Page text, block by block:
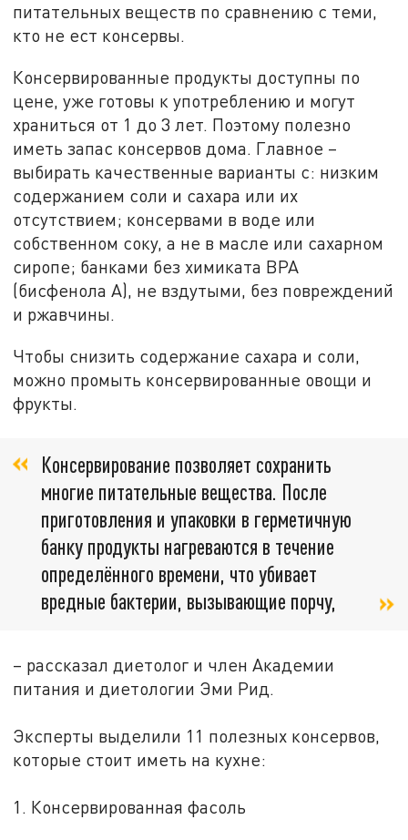
питательных веществ по сравнению с теми,
кто не ест консервы.
Консервированные продукты доступны по
цене, уже готовы к употреблению и могут
храниться от 1 до 3 лет. Поэтому полезно
иметь запас консервов дома. Главное –
выбирать качественные варианты с: низким
содержанием соли и сахара или их
отсутствием; консервами в воде или
собственном соку, а не в масле или сахарном
сиропе; банками без химиката BPA
(бисфенола А), не вздутыми, без повреждений
и ржавчины.
Чтобы снизить содержание сахара и соли,
можно промыть консервированные овощи и
фрукты.
Консервирование позволяет сохранить
многие питательные вещества. После
приготовления и упаковки в герметичную
банку продукты нагреваются в течение
определённого времени, что убивает
вредные бактерии, вызывающие порчу,
– рассказал диетолог и член Академии
питания и диетологии Эми Рид.
Эксперты выделили 11 полезных консервов,
которые стоит иметь на кухне:
1. Консервированная фасоль